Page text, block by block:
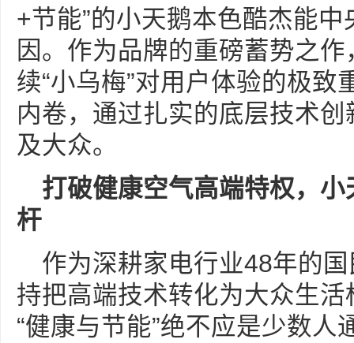
+节能”的小天鹅本色酷杰能
因。作为品牌的重磅蓄势之
续“小乌梅”对用户体验的极致
内卷，通过扎实的底层技术
及大众。
打破健康空气高端特权，
杆
作为深耕家电行业48年的
持把高端技术转化为大众生
“健康与节能”绝不应是少数人